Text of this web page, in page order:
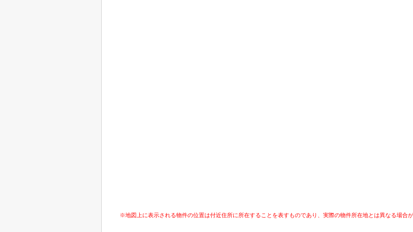
※地図上に表示される物件の位置は付近住所に所在することを表すものであり、実際の物件所在地とは異なる場合が